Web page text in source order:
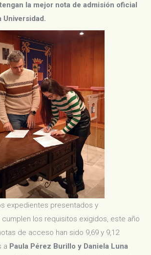
la mejor nota de admisión oficial
Universidad.
expedientes presentados y
los requisitos exigidos, este año
de acceso han sido 9,69 y 9,12
a Paula Pérez Burillo y Daniela Luna